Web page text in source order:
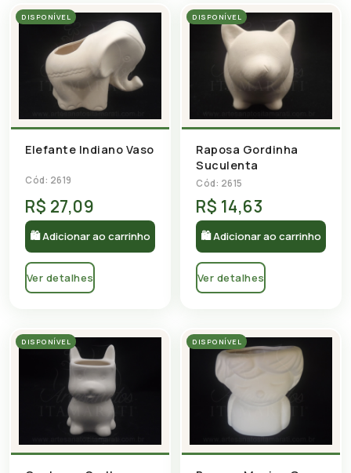
DISPONÍVEL
Elefante Indiano Vaso
Cód: 2619
R$ 27,09
🛍 Adicionar ao carrinho
Ver detalhes
DISPONÍVEL
Raposa Gordinha
Suculenta
Cód: 2615
R$ 14,63
🛍 Adicionar ao carrinho
Ver detalhes
DISPONÍVEL DISPONÍVEL